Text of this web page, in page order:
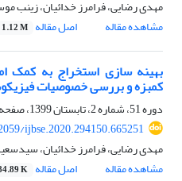
مهدی رضایی، فرامرز خدائیان، زینب
مشاهده مقاله
اصل مقاله 1.12 M
بهینه سازی استخراج به کمک
کمبزه و بررسی خصوصیات
دوره 51، شماره 2، تابستان 1399، صفحه
ijbse.2020.294150.665251
مهدی رضایی، فرامرز خدائیان،
مشاهده مقاله
اصل مقاله K